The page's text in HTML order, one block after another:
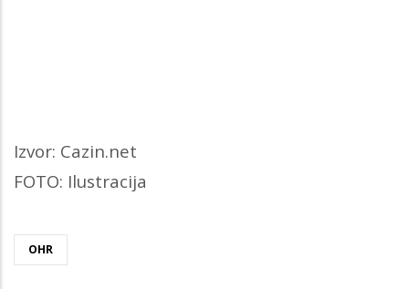
Izvor: Cazin.net
FOTO: Ilustracija
OHR